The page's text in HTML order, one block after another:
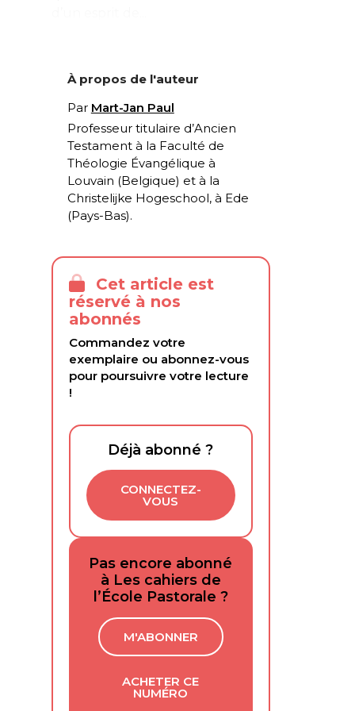
À propos de l'auteur
Par Mart-Jan Paul
Professeur titulaire d’Ancien
Testament à la Faculté de
Théologie Évangélique à
Louvain (Belgique) et à la
Christelijke Hogeschool, à Ede
(Pays-Bas).
Cet article est
réservé à nos
abonnés
Commandez votre
exemplaire ou abonnez-vous
pour poursuivre votre lecture
!
Déjà abonné ?
CONNECTEZ-
VOUS
Pas encore abonné
à Les cahiers de
l’École Pastorale ?
M'ABONNER
ACHETER CE
NUMÉRO